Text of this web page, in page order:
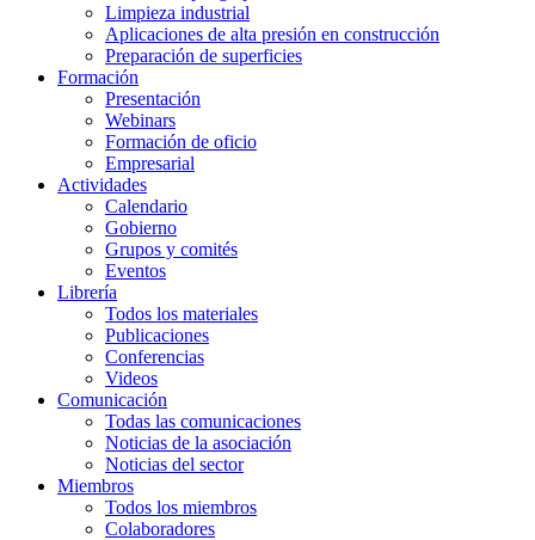
Limpieza industrial
Aplicaciones de alta presión en construcción
Preparación de superficies
Formación
Presentación
Webinars
Formación de oficio
Empresarial
Actividades
Calendario
Gobierno
Grupos y comités
Eventos
Librería
Todos los materiales
Publicaciones
Conferencias
Videos
Comunicación
Todas las comunicaciones
Noticias de la asociación
Noticias del sector
Miembros
Todos los miembros
Colaboradores